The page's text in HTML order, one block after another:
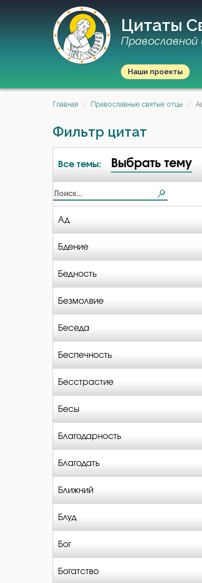
Цитаты
Православной
Наши проекты
Главная Православные святые отцы
Фильтр цитат
Все темы: Выбрать тему
Ад
Бдение
Бедность
Безмолвие
Беседа
Беспечность
Бесстрастие
Бесы
Благодарность
Благодать
Ближний
Блуд
Бог
Богатство